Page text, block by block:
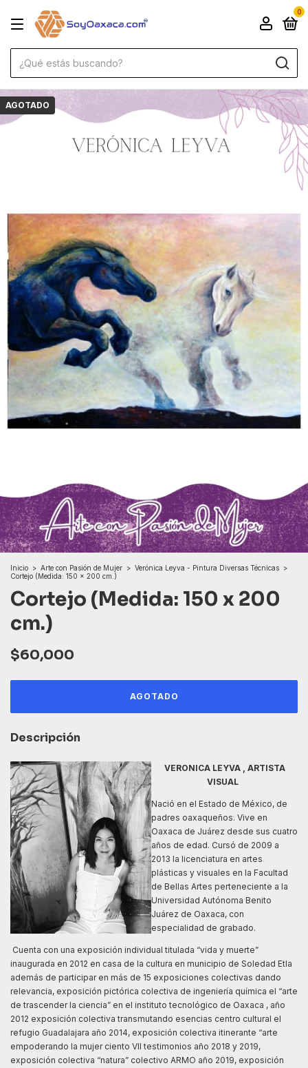
0
AGOTADO
Inicio > Arte con Pasión de Mujer > Verónica Leyva - Pintura Diversas Técnicas >
Cortejo (Medida: 150 x 200 cm.)
Cortejo (Medida: 150 x 200
cm.)
$60,000
Descripción
VERONICA LEYVA , ARTISTA
VISUAL
Nació en el Estado de México, de
padres oaxaqueños. Vive en
Oaxaca de Juárez desde sus cuatro
años de edad. Cursó de 2009 a
2013 la licenciatura en artes
plásticas y visuales en la Facultad
de Bellas Artes perteneciente a la
Universidad Autónoma Benito
Juárez de Oaxaca, con
especialidad de grabado.
Cuenta con una exposición individual titulada “vida y muerte”
inaugurada en 2012 en casa de la cultura en municipio de Soledad Etla
además de participar en más de 15 exposiciones colectivas dando
relevancia, exposición pictórica colectiva de ingeniería química el “arte
de trascender la ciencia” en el instituto tecnológico de Oaxaca , año
2012 exposición colectiva transmutando esencias centro cultural el
refugio Guadalajara año 2014, exposición colectiva itinerante “arte
empoderando la mujer ciento VII testimonios año 2018 y 2019,
exposición colectiva “natura” colectivo ARMO año 2019, exposición